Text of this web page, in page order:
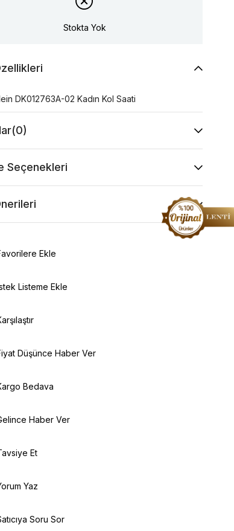
Stokta Yok
DK012763A-02 Kadın Kol Saati
(0)
Seçenekleri
Ekle
Listeme Ekle
Düşünce Haber Ver
Bedava
Haber Ver
Et
Yaz
Soru Sor